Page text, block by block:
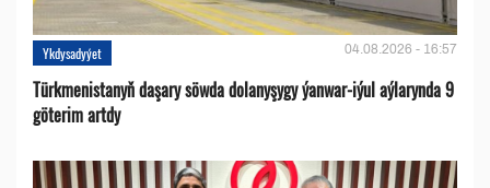
Ykdysadyýet 04.08.2026 - 16:57
Türkmenistanyň daşary söwda dolanyşygy ýanwar-iýul aýlarynda 9
göterim artdy